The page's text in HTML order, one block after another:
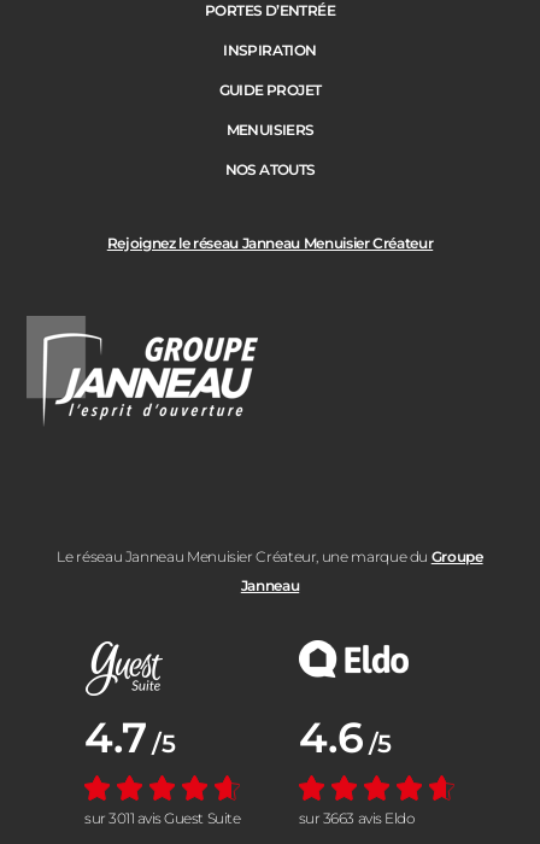
Rejoignez le réseau Janneau Menuisier Créateur
Le réseau Janneau Menuisier Créateur, une marque du Groupe
Janneau
PORTES D’ENTRÉE
INSPIRATION
GUIDE PROJET
MENUISIERS
NOS ATOUTS
Note moyenne :
4.7 /5
sur 3011 avis Guest Suite
Note moyenne :
4.6 /5
sur 3663 avis Eldo